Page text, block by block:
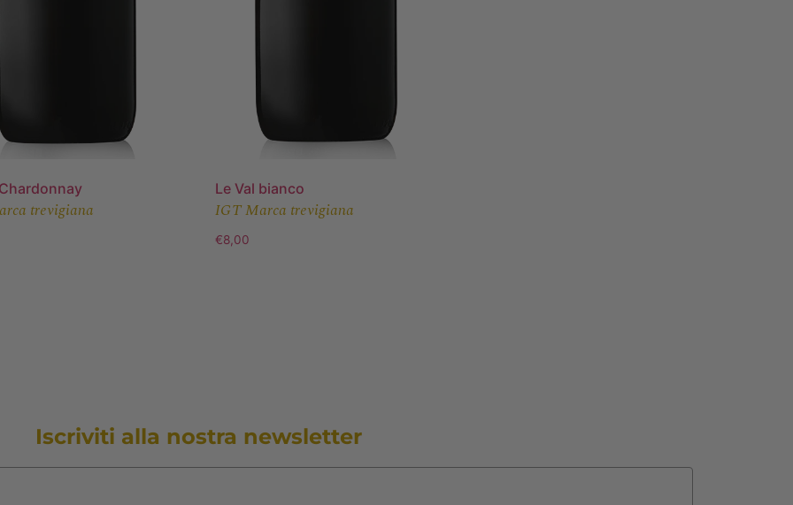
trevigiana
Le Val bianco
IGT Marca trevigiana
€8,00
Iscriviti alla nostra newsletter